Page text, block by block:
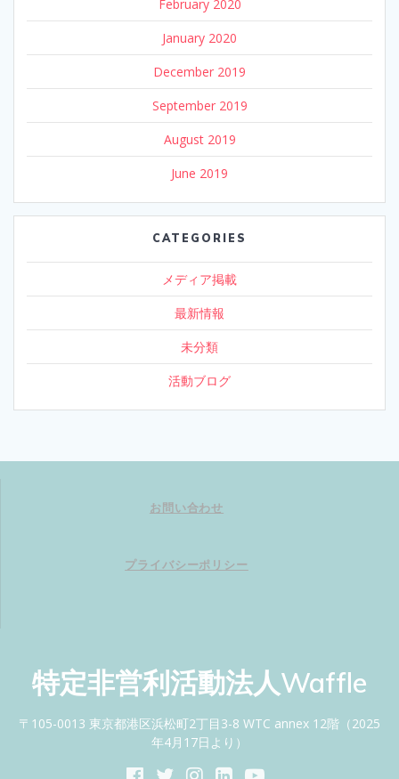
February 2020
January 2020
December 2019
September 2019
August 2019
June 2019
CATEGORIES
メディア掲載
最新情報
未分類
活動ブログ
お問い合わせ
プライバシーポリシー
特定非営利活動法人Waffle
〒105-0013 東京都港区浜松町2丁目3-8 WTC annex 12階（2025
年4月17日より）